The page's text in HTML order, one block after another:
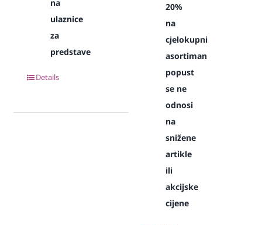
na
ulaznice
za
predstave
Details
20%
na
cjelokupni
asortiman
popust
se ne
odnosi
na
snižene
artikle
ili
akcijske
cijene